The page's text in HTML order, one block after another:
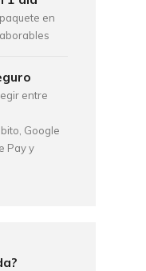
en
entre
Google
Pay y